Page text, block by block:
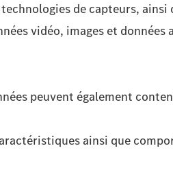
de capteurs,
vidéo, images et
peuvent également
ainsi que